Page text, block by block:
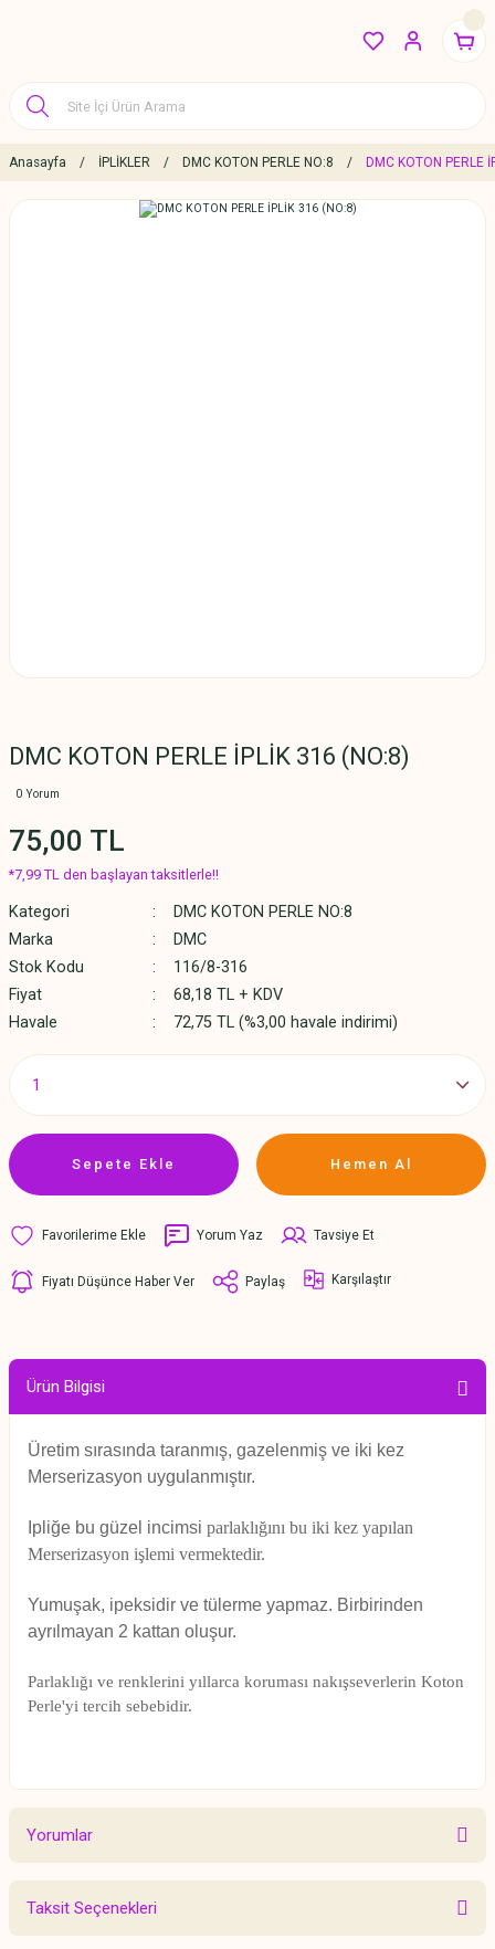
Anasayfa İPLİKLER DMC KOTON PERLE NO:8 DMC KOTON PERLE
DMC KOTON PERLE İPLİK 316 (NO:8)
0 Yorum
75,00 TL
*7,99 TL den başlayan taksitlerle!!
Kategori
DMC KOTON PERLE NO:8
Marka
DMC
Stok Kodu
116/8-316
Fiyat
68,18 TL + KDV
Havale
72,75 TL (%3,00 havale indirimi)
Sepete Ekle Hemen Al
Yorum Yaz Tavsiye Et
Fiyatı Düşünce Haber Ver Paylaş Karşılaştır
Ürün Bilgisi
Üretim sırasında taranmış, gazelenmiş ve iki kez
Merserizasyon uygulanmıştır.
Ipliğe bu güzel incimsi parlaklığını bu iki kez yapılan
Merserizasyon işlemi vermektedir.
Yumuşak, ipeksidir ve tülerme yapmaz. Birbirinden
ayrılmayan 2 kattan oluşur.
Parlaklığı ve renklerini yıllarca koruması nakışseverlerin Koton
Perle'yi tercih sebebidir.
Yorumlar
Taksit Seçenekleri